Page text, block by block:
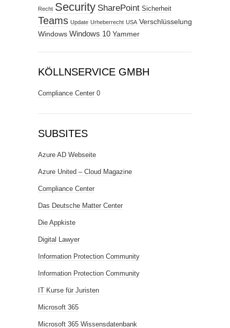
Recht Security SharePoint Sicherheit
Teams Update Urheberrecht USA Verschlüsselung
Windows Windows 10 Yammer
KÖLLNSERVICE GMBH
Compliance Center 0
SUBSITES
Azure AD Webseite
Azure United – Cloud Magazine
Compliance Center
Das Deutsche Matter Center
Die Appkiste
Digital Lawyer
Information Protection Community
Information Protection Community
IT Kurse für Juristen
Microsoft 365
Microsoft 365 Wissensdatenbank